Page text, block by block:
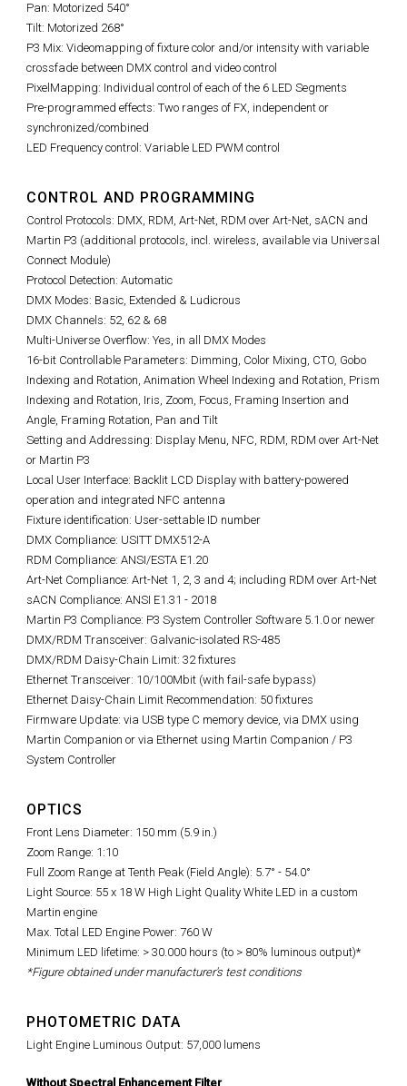
Pan: Motorized 540°
Tilt: Motorized 268°
P3 Mix: Videomapping of fixture color and/or intensity with variable
crossfade between DMX control and video control
PixelMapping: Individual control of each of the 6 LED Segments
Pre-programmed effects: Two ranges of FX, independent or
synchronized/combined
LED Frequency control: Variable LED PWM control
CONTROL AND PROGRAMMING
Control Protocols: DMX, RDM, Art-Net, RDM over Art-Net, sACN and
Martin P3 (additional protocols, incl. wireless, available via Universal
Connect Module)
Protocol Detection: Automatic
DMX Modes: Basic, Extended & Ludicrous
DMX Channels: 52, 62 & 68
Multi-Universe Overflow: Yes, in all DMX Modes
16-bit Controllable Parameters: Dimming, Color Mixing, CTO, Gobo
Indexing and Rotation, Animation Wheel Indexing and Rotation, Prism
Indexing and Rotation, Iris, Zoom, Focus, Framing Insertion and
Angle, Framing Rotation, Pan and Tilt
Setting and Addressing: Display Menu, NFC, RDM, RDM over Art-Net
or Martin P3
Local User Interface: Backlit LCD Display with battery-powered
operation and integrated NFC antenna
Fixture identification: User-settable ID number
DMX Compliance: USITT DMX512-A
RDM Compliance: ANSI/ESTA E1.20
Art-Net Compliance: Art-Net 1, 2, 3 and 4; including RDM over Art-Net
sACN Compliance: ANSI E1.31 - 2018
Martin P3 Compliance: P3 System Controller Software 5.1.0 or newer
DMX/RDM Transceiver: Galvanic-isolated RS-485
DMX/RDM Daisy-Chain Limit: 32 fixtures
Ethernet Transceiver: 10/100Mbit (with fail-safe bypass)
Ethernet Daisy-Chain Limit Recommendation: 50 fixtures
Firmware Update: via USB type C memory device, via DMX using
Martin Companion or via Ethernet using Martin Companion / P3
System Controller
OPTICS
Front Lens Diameter: 150 mm (5.9 in.)
Zoom Range: 1:10
Full Zoom Range at Tenth Peak (Field Angle): 5.7° - 54.0°
Light Source: 55 x 18 W High Light Quality White LED in a custom
Martin engine
Max. Total LED Engine Power: 760 W
Minimum LED lifetime: > 30.000 hours (to > 80% luminous output)*
*Figure obtained under manufacturer's test conditions
PHOTOMETRIC DATA
Light Engine Luminous Output: 57,000 lumens
Without Spectral Enhancement Filter